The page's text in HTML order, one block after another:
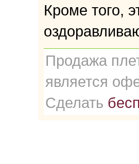
Кроме того,
Продажа
является
Сделать